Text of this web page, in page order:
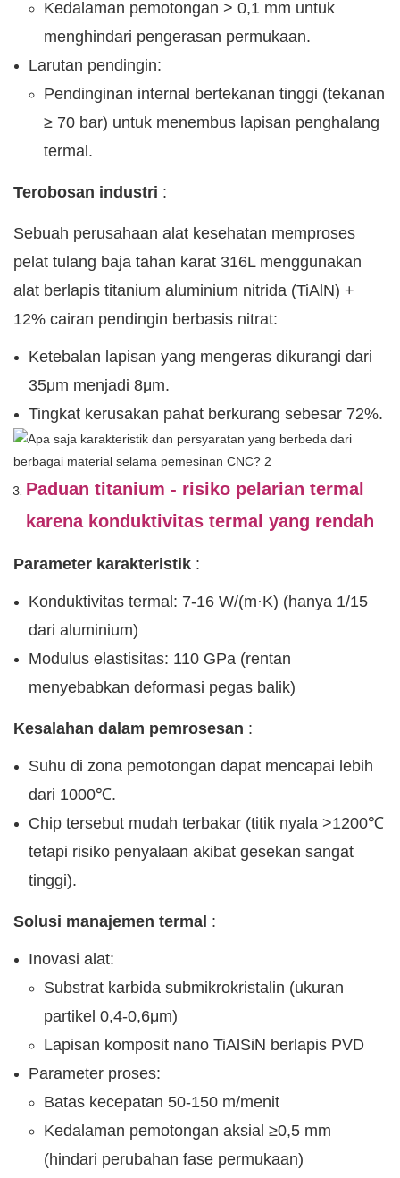
Kedalaman pemotongan > 0,1 mm untuk
menghindari pengerasan permukaan.
Larutan pendingin:
Pendinginan internal bertekanan tinggi (tekanan
≥ 70 bar) untuk menembus lapisan penghalang
termal.
Terobosan industri :
Sebuah perusahaan alat kesehatan memproses
pelat tulang baja tahan karat 316L menggunakan
alat berlapis titanium aluminium nitrida (TiAlN) +
12% cairan pendingin berbasis nitrat:
Ketebalan lapisan yang mengeras dikurangi dari
35μm menjadi 8μm.
Tingkat kerusakan pahat berkurang sebesar 72%.
Paduan titanium - risiko pelarian termal
karena konduktivitas termal yang rendah
Parameter karakteristik :
Konduktivitas termal: 7-16 W/(m·K) (hanya 1/15
dari aluminium)
Modulus elastisitas: 110 GPa (rentan
menyebabkan deformasi pegas balik)
Kesalahan dalam pemrosesan :
Suhu di zona pemotongan dapat mencapai lebih
dari 1000℃.
Chip tersebut mudah terbakar (titik nyala >1200℃
tetapi risiko penyalaan akibat gesekan sangat
tinggi).
Solusi manajemen termal :
Inovasi alat:
Substrat karbida submikrokristalin (ukuran
partikel 0,4-0,6μm)
Lapisan komposit nano TiAlSiN berlapis PVD
Parameter proses:
Batas kecepatan 50-150 m/menit
Kedalaman pemotongan aksial ≥0,5 mm
(hindari perubahan fase permukaan)